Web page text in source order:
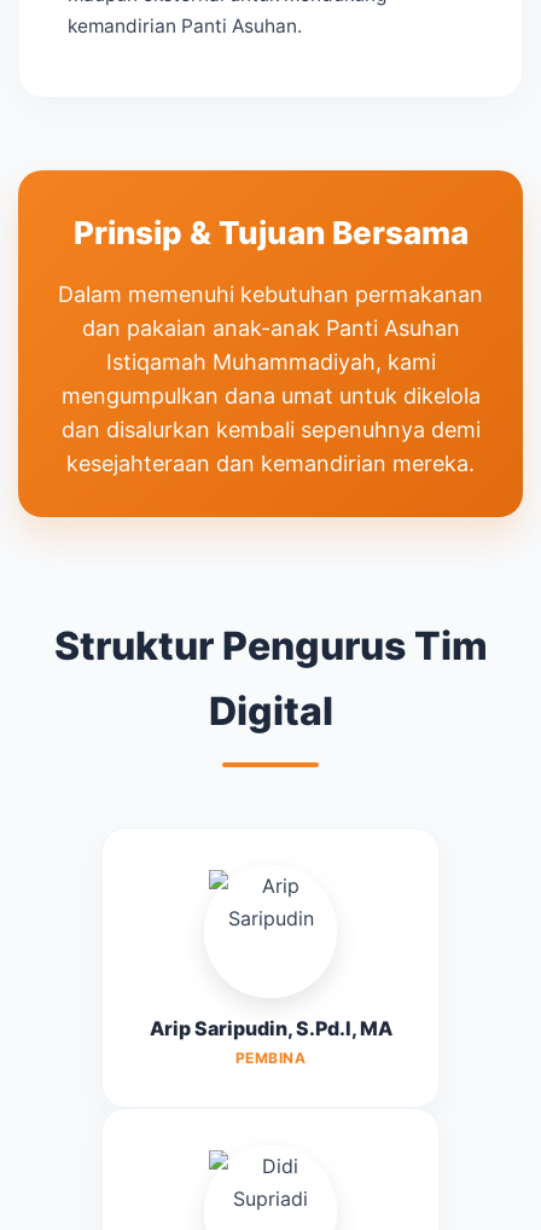
kemandirian Panti Asuhan.
Prinsip & Tujuan Bersama
Dalam memenuhi kebutuhan permakanan
dan pakaian anak-anak Panti Asuhan
Istiqamah Muhammadiyah, kami
mengumpulkan dana umat untuk dikelola
dan disalurkan kembali sepenuhnya demi
kesejahteraan dan kemandirian mereka.
Struktur Pengurus Tim
Digital
Arip Saripudin, S.Pd.I, MA
PEMBINA